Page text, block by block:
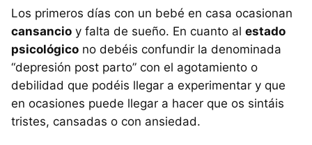
Los primeros días con un bebé en casa ocasionan
cansancio y falta de sueño. En cuanto al estado
psicológico no debéis confundir la denominada
“depresión post parto” con el agotamiento o
debilidad que podéis llegar a experimentar y que
en ocasiones puede llegar a hacer que os sintáis
tristes, cansadas o con ansiedad.